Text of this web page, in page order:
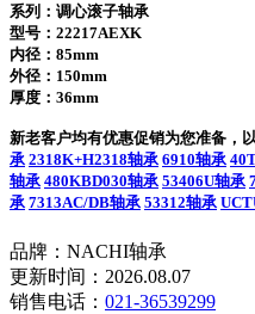
系列：调心滚子轴承
型号： 22217AEXK
内径：85mm
外径：150mm
厚度：36mm
新老客户均有优惠促销为您准备，
承 2318K+H2318轴承 6910轴承
轴承 480KBD030轴承 53406U轴承
承 7313AC/DB轴承 53312轴承
品牌：NACHI轴承
更新时间：2026.08.07
销售电话： 021-36539299